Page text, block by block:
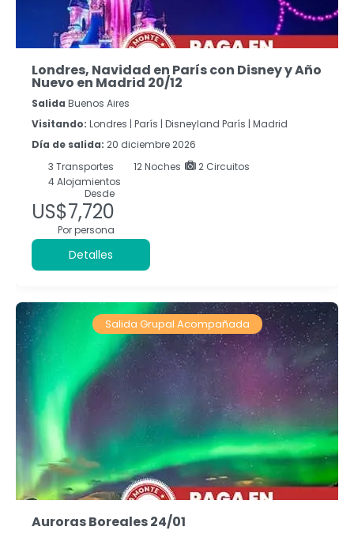
Londres, Navidad en París con Disney y Año
Nuevo en Madrid 20/12
Salida Buenos Aires
Visitando: Londres | París | Disneyland París | Madrid
Día de salida: 20 diciembre 2026
3 Transportes 12Noches
2 Circuitos
4 Alojamientos
Desde
US$7,720
Por persona
Detalles
Salida Grupal Acompañada
Auroras Boreales 24/01